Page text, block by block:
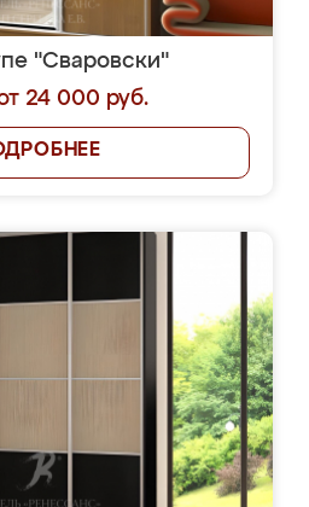
"Сваровски"
24 000 руб.